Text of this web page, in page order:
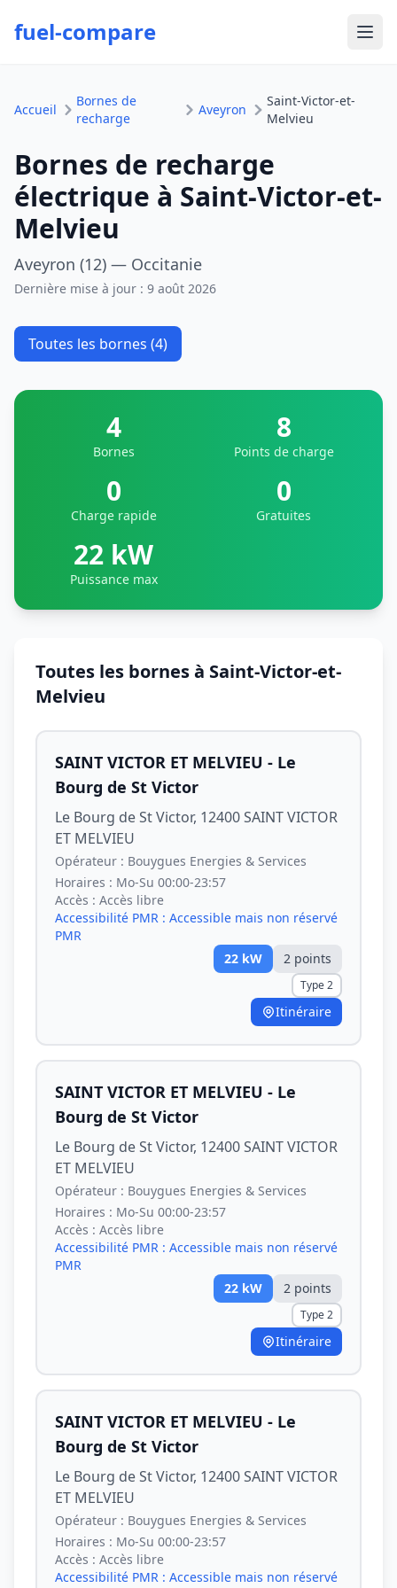
fuel-compare
Accueil
Bornes de
recharge
Aveyron
Saint-Victor-et-
Melvieu
Bornes de recharge
électrique à Saint-Victor-et-
Melvieu
Aveyron (12) — Occitanie
Dernière mise à jour : 9 août 2026
Toutes les bornes (4)
4
Bornes
8
Points de charge
0
Charge rapide
0
Gratuites
22 kW
Puissance max
Toutes les bornes à Saint-Victor-et-
Melvieu
SAINT VICTOR ET MELVIEU - Le
Bourg de St Victor
Le Bourg de St Victor, 12400 SAINT VICTOR
ET MELVIEU
Opérateur : Bouygues Energies & Services
Horaires : Mo-Su 00:00-23:57
Accès : Accès libre
Accessibilité PMR : Accessible mais non réservé
PMR
22 kW 2 points
Type 2
Itinéraire
SAINT VICTOR ET MELVIEU - Le
Bourg de St Victor
Le Bourg de St Victor, 12400 SAINT VICTOR
ET MELVIEU
Opérateur : Bouygues Energies & Services
Horaires : Mo-Su 00:00-23:57
Accès : Accès libre
Accessibilité PMR : Accessible mais non réservé
PMR
22 kW 2 points
Type 2
Itinéraire
SAINT VICTOR ET MELVIEU - Le
Bourg de St Victor
Le Bourg de St Victor, 12400 SAINT VICTOR
ET MELVIEU
Opérateur : Bouygues Energies & Services
Horaires : Mo-Su 00:00-23:57
Accès : Accès libre
Accessibilité PMR : Accessible mais non réservé